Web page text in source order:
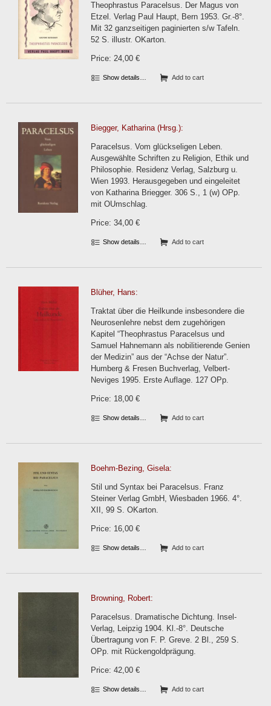
Theophrastus Paracelsus. Der Magus von
Etzel. Verlag Paul Haupt, Bern 1953. Gr.-8°.
Mit 32 ganzseitigen paginierten s/w Tafeln.
52 S. illustr. OKarton.
Price: 24,00 €
Show details… Add to cart
Biegger, Katharina (Hrsg.):
Paracelsus. Vom glückseligen Leben.
Ausgewählte Schriften zu Religion, Ethik und
Philosophie. Residenz Verlag, Salzburg u.
Wien 1993. Herausgegeben und eingeleitet
von Katharina Briegger. 306 S., 1 (w) OPp.
mit OUmschlag.
Price: 34,00 €
Show details… Add to cart
Blüher, Hans:
Traktat über die Heilkunde insbesondere die
Neurosenlehre nebst dem zugehörigen
Kapitel “Theophrastus Paracelsus und
Samuel Hahnemann als nobilitierende Genien
der Medizin” aus der “Achse der Natur”.
Humberg & Fresen Buchverlag, Velbert-
Neviges 1995. Erste Auflage. 127 OPp.
Price: 18,00 €
Show details… Add to cart
Boehm-Bezing, Gisela:
Stil und Syntax bei Paracelsus. Franz
Steiner Verlag GmbH, Wiesbaden 1966. 4°.
XII, 99 S. OKarton.
Price: 16,00 €
Show details… Add to cart
Browning, Robert:
Paracelsus. Dramatische Dichtung. Insel-
Verlag, Leipzig 1904. Kl.-8°. Deutsche
Übertragung von F. P. Greve. 2 Bl., 259 S.
OPp. mit Rückengoldprägung.
Price: 42,00 €
Show details… Add to cart